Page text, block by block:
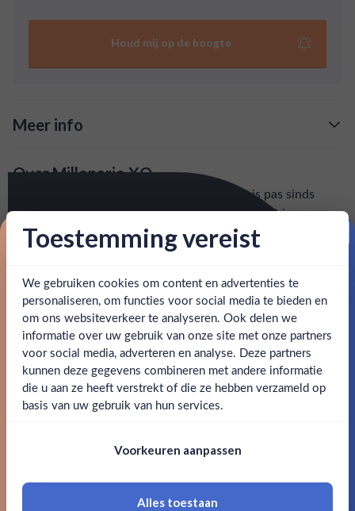
Ben jij 18 jaar of ouder?
Ja Nee
18 jaar of ouder zijn
kruidnagel naar boven. Een ideale rum om rustig van
te genieten.
Houd mij op de hoogte
Meer info
: voor 15:00, morgen in huis (uitzondering bij
artikel vermeld)
Behulpzameen goed bereikbare klantenservice.
Over Millonario XO
Millonario is opgericht in 1950 in Peru en is pas sinds
2004 wereldwijd beschikbaar. De Millonario XO is een
blend van rums tot 20 jaar oud. Tijdens het proeven komt
voornamelijk karamel, toffee en kruidnagel naar boven. Een
SPECIFICATIES
Alcohol 40.00%
Merk Millonario
Peru
Toestemming vereist
We gebruiken cookies om content en advertenties te
personaliseren, om functies voor social media te bieden en
om ons websiteverkeer te analyseren. Ook delen we
informatie over uw gebruik van onze site met onze partners
voor social media, adverteren en analyse. Deze partners
kunnen deze gegevens combineren met andere informatie
die u aan ze heeft verstrekt of die ze hebben verzameld op
basis van uw gebruik van hun services.
Voorkeuren aanpassen
Alles toestaan
Proost op je eerste korting!
Schrijf je in en ontvang direct 5% korting op je eerste
bestelling.
Email
Claim mijn korting